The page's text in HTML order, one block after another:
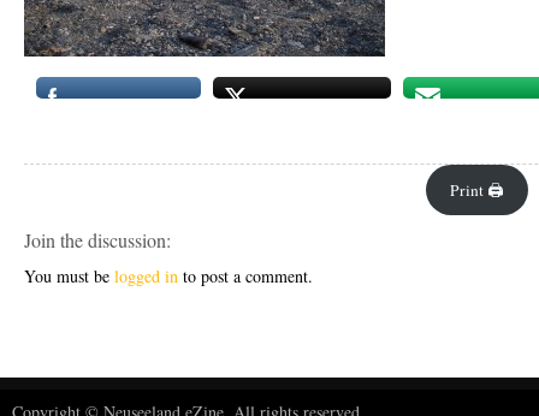
Print 🖨
Join the discussion:
You must be logged in to post a comment.